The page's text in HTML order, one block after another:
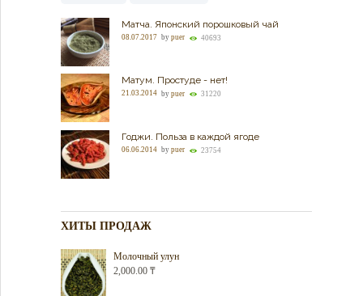
Матча. Японский порошковый чай
08.07.2017 by puer 40693
Матум. Простуде - нет!
21.03.2014 by puer 31220
Годжи. Польза в каждой ягоде
06.06.2014 by puer 23754
ХИТЫ ПРОДАЖ
Молочный улун
2,000.00 ₸